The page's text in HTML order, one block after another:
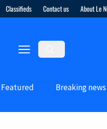
Classifieds Contact us About Le
Featured Breaking news